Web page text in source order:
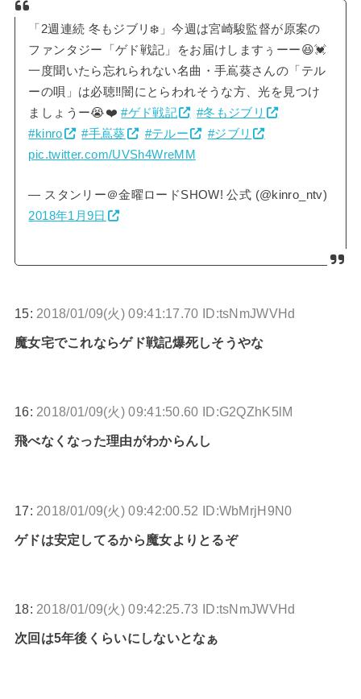
「2週連続 冬もジブリ❄️」今週は宮崎駿監督が原案の
ファンタジー「ゲド戦記」をお届けしますぅーー😆💓
一度聞いたら忘れられない名曲・手嶌葵さんの「テル
ーの唄」は必聴‼️闇にとらわれそうな方、光を見つけ
ましょうー😭❤️#ゲド戦記
#冬もジブリ
#kinro
#手嶌葵 #テルー
#ジブリ
pic.twitter.com/UVSh4WreMM
— スタンリー＠金曜ロードSHOW! 公式 (@kinro_ntv)
2018年1月9日
15: 2018/01/09(火) 09:41:17.70 ID:tsNmJWVHd
魔女宅でこれならゲド戦記爆死しそうやな
16: 2018/01/09(火) 09:41:50.60 ID:G2QZhK5lM
飛べなくなった理由がわからんし
17: 2018/01/09(火) 09:42:00.52 ID:WbMrjH9N0
ゲドは安定してるから魔女よりとるぞ
18: 2018/01/09(火) 09:42:25.73 ID:tsNmJWVHd
次回は5年後くらいにしないとなぁ